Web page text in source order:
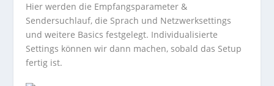
Hier werden die Empfangsparameter &
Sendersuchlauf, die Sprach und Netzwerksettings
und weitere Basics festgelegt. Individualisierte
Settings können wir dann machen, sobald das Setup
fertig ist.